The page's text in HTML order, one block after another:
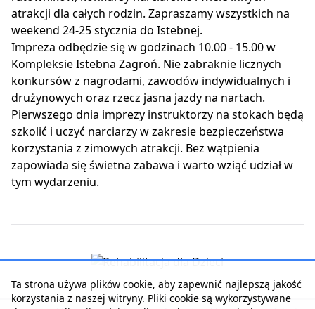
atrakcji dla całych rodzin. Zapraszamy wszystkich na
weekend 24-25 stycznia do Istebnej.
Impreza odbędzie się w godzinach 10.00 - 15.00 w
Kompleksie Istebna Zagroń. Nie zabraknie licznych
konkursów z nagrodami, zawodów indywidualnych i
drużynowych oraz rzecz jasna jazdy na nartach.
Pierwszego dnia imprezy instruktorzy na stokach będą
szkolić i uczyć narciarzy w zakresie bezpieczeństwa
korzystania z zimowych atrakcji. Bez wątpienia
zapowiada się świetna zabawa i warto wziąć udział w
tym wydarzeniu.
Ta strona używa plików cookie, aby zapewnić najlepszą jakość
korzystania z naszej witryny. Pliki cookie są wykorzystywane